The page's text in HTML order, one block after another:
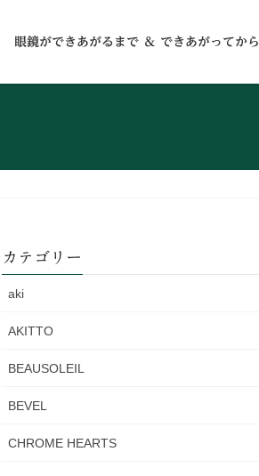
眼鏡ができあがるまで ＆ できあがってから
カテゴリー
aki
AKITTO
BEAUSOLEIL
BEVEL
CHROME HEARTS